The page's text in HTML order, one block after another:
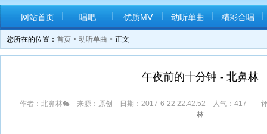
网站首页 唱吧 优质MV 动听单曲 精彩合唱
您所在的位置： 首页 > 动听单曲 > 正文
午夜前的十分钟 - 北鼻林
作者：北鼻林🐇 来源：原创 日期：2017-6-22 22:42:52 人气： 417 评
林